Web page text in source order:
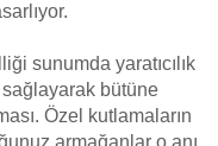
sunumda yaratıcılık
sağlayarak bütüne
Özel kutlamaların
armağanlar o anı